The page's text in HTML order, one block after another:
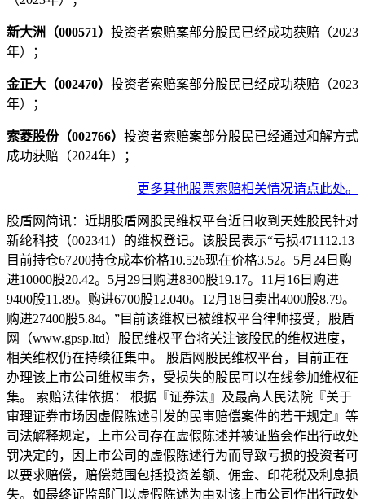
新大洲（000571） 投资者索赔案部分股民已经成功获赔（2023
年）；
金正大（002470） 投资者索赔案部分股民已经成功获赔（2023
年）；
索菱股份（002766） 投资者索赔案部分股民已经通过和解方式
成功获赔（2024年）；
更多其他股票索赔相关情况请点此处。
股盾网简讯：近期股盾网股民维权平台近日收到天姓股民针对
新纶科技（002341）的维权登记。该股民表示“亏损471112.13
目前持仓67200持仓成本价格10.526现在价格3.52。5月24日购
进10000股20.42。5月29日购进8300股19.17。11月16日购进
9400股11.89。购进6700股12.040。12月18日卖出4000股8.79。
购进27400股5.84。”目前该维权已被维权平台律师接受，股盾
网（www.gpsp.ltd）股民维权平台将关注该股民的维权进度，
相关维权仍在持续征集中。 股盾网股民维权平台，目前正在
办理该上市公司维权事务，受损失的股民可以在线参加维权征
集。 索赔法律依据： 根据『证券法』及最高人民法院『关于
审理证券市场因虚假陈述引发的民事赔偿案件的若干规定』等
司法解释规定，上市公司存在虚假陈述并被证监会作出行政处
罚决定的，因上市公司的虚假陈述行为而导致亏损的投资者可
以要求赔偿，赔偿范围包括投资差额、佣金、印花税及利息损
失。如最终证监部门以虚假陈述为由对该上市公司作出行政处